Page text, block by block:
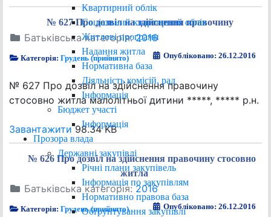
Квартирний облік
Соціальний квартирний облік
Житлові програми
Надання житла
Нормативна база
Діяльність комісій, рад
Інформація
Бюджет участі
Інформація
Прозора влада
Державні закупівлі
Річні плани закупівель
Інформація по закупівлям
Нормативно правова база
Обґрунтування закупівлі
№ 627 Про дозвіл на здійснення правочину
Батьківська категорія:2016
Категорія:Грудень (прийнято) Опубліковано: 26.12.2016
№ 627 Про дозвіл на здійснення правочину
стосовно житла малолітньої дитини *****, ***** р.н.
Завантажити98.34 KB
№ 626 Про дозвіл на здійснення правочину стосовно
житла
Батьківська категорія:2016
Категорія:Грудень (прийнято) Опубліковано: 26.12.2016